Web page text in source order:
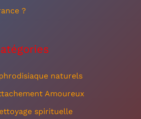
?
naturels
Amoureux
spirituelle